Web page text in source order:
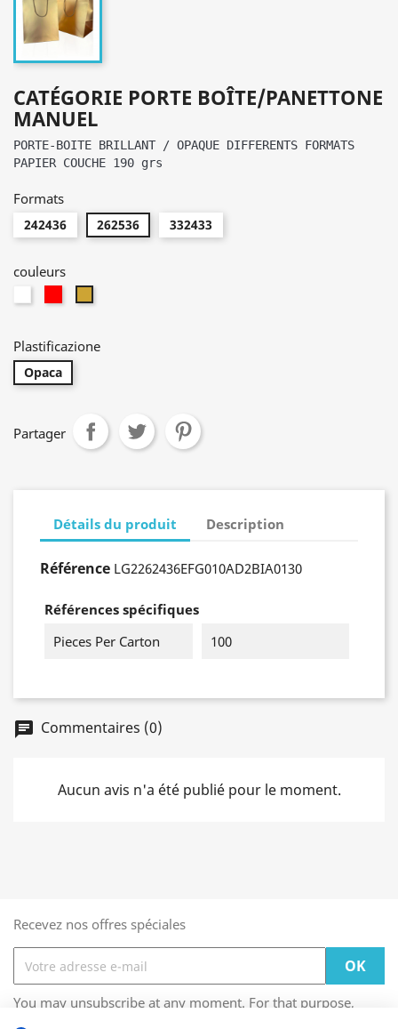
CATÉGORIE PORTE BOÎTE/PANETTONE
MANUEL
PORTE-BOITE BRILLANT / OPAQUE DIFFERENTS FORMATS
PAPIER COUCHE 190 grs
Formats
242436 262536 332433
couleurs
Plastificazione
Opaca
Partager
Détails du produit Description
Référence LG2262436EFG010AD2BIA0130
Références spécifiques
Pieces Per Carton
100
Commentaires (0)
Aucun avis n'a été publié pour le moment.
Recevez nos offres spéciales
You may unsubscribe at any moment. For that purpose,